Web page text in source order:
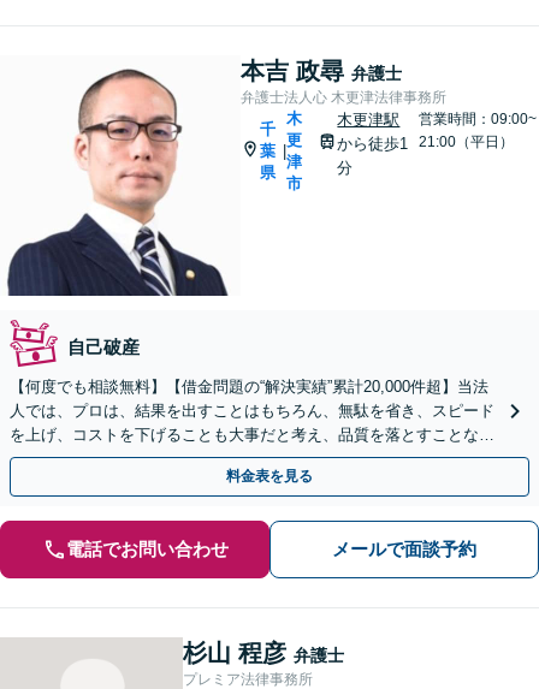
本吉 政尋 弁護士
弁護士法人心 木更津法律事務所
千
葉
県
|
木
更
津
市
木更津駅
から徒歩1
分
営業時間：09:00~
21:00（平日）
自己破産
【何度でも相談無料】【借金問題の“解決実績”累計20,000件超】当法
人では、プロは、結果を出すことはもちろん、無駄を省き、スピード
を上げ、コストを下げることも大事だと考え、品質を落とすことな
く、費用を可能な限り安くすることにこだわります。
料金表を見る
電話でお問い合わせ メールで面談予約
杉山 程彦 弁護士
プレミア法律事務所